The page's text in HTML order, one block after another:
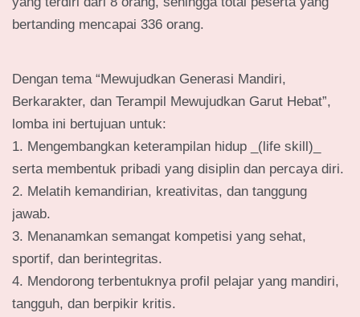
bertanding mencapai 336 orang.
Dengan tema “Mewujudkan Generasi Mandiri,
Berkarakter, dan Terampil Mewujudkan Garut Hebat”,
lomba ini bertujuan untuk:
1. Mengembangkan keterampilan hidup _(life skill)_
serta membentuk pribadi yang disiplin dan percaya diri.
2. Melatih kemandirian, kreativitas, dan tanggung
jawab.
3. Menanamkan semangat kompetisi yang sehat,
sportif, dan berintegritas.
4. Mendorong terbentuknya profil pelajar yang mandiri,
tangguh, dan berpikir kritis.